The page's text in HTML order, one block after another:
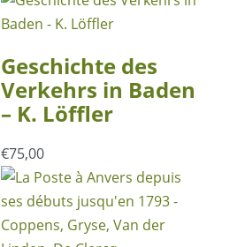
Geschichte des
Verkehrs in Baden
– K. Löffler
€75,00